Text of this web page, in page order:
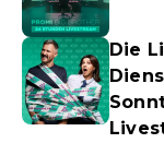
Die